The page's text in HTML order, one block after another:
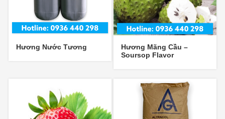
Hương Nước Tương
Hương Mãng Cầu –
Soursop Flavor